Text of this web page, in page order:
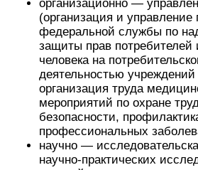
организационно —
(организация и
федеральной службы по
защиты прав потребителей
человека на
деятельностью учреждений
организация труда
мероприятий по охране
безопасности,
профессиональных
научно —
научно-практических